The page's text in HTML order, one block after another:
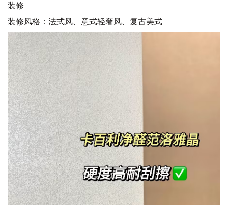
装修
装修风格：法式风、意式轻奢风、复古美式